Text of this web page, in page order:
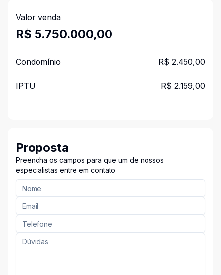
Valor venda
R$ 5.750.000,00
Condomínio R$ 2.450,00
IPTU R$ 2.159,00
Proposta
Preencha os campos para que um de nossos
especialistas entre em contato